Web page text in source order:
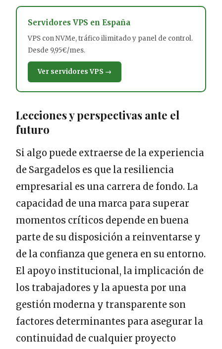
Servidores VPS en España
VPS con NVMe, tráfico ilimitado y panel de control.
Desde 9,95€/mes.
Ver servidores VPS →
Lecciones y perspectivas ante el
futuro
Si algo puede extraerse de la experiencia
de Sargadelos es que la resiliencia
empresarial es una carrera de fondo. La
capacidad de una marca para superar
momentos críticos depende en buena
parte de su disposición a reinventarse y
de la confianza que genera en su entorno.
El apoyo institucional, la implicación de
los trabajadores y la apuesta por una
gestión moderna y transparente son
factores determinantes para asegurar la
continuidad de cualquier proyecto